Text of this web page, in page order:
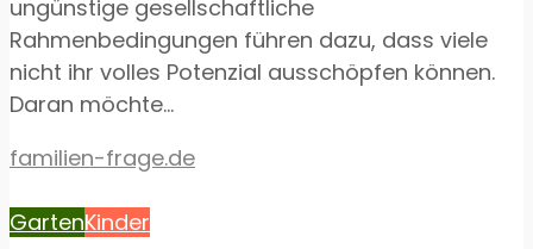
ungünstige gesellschaftliche
Rahmenbedingungen führen dazu, dass viele
nicht ihr volles Potenzial ausschöpfen können.
Daran möchte...
familien-frage.de
GartenKinder